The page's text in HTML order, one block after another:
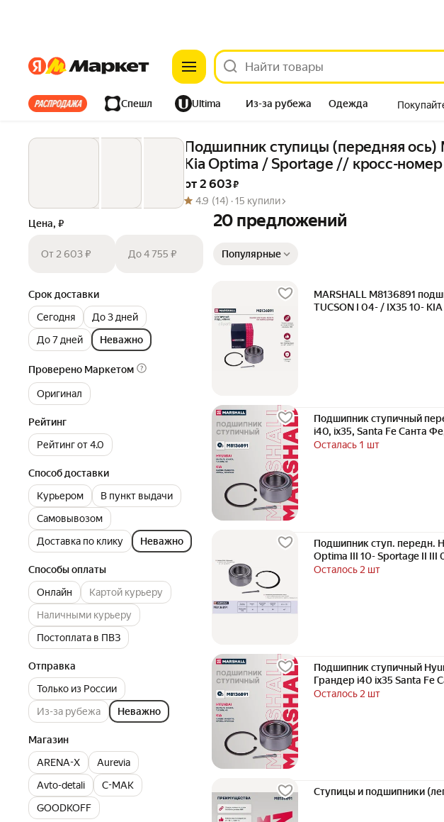
ЯндексЯндекс
Все хиты Спешл Ultima Из-за рубежа Одежда
Дом Ремонт Детям Красота
Подшипник ступицы (передняя ось)
Kia Optima / Sportage // кросс-номер
от 2 603 ₽
4.9 (14) ·15 купили
Цена, ₽
От 2 603 ₽ До 4 755 ₽
Срок доставки
Сегодня
До 3 дней
До 7 дней
Неважно
Проверено Маркетом
Оригинал
Рейтинг
Рейтинг от 4.0
Способ доставки
Курьером
В пункт выдачи
Самовывозом
Доставка по клику
Неважно
Способы оплаты
Онлайн
Картой курьеру
Наличными курьеру
Постоплата в ПВЗ
Отправка
Только из России
Из-за рубежа
Неважно
Магазин
ARENA-X
Aurevia
Avto-detali
C-MAK
GOODKOFF
20 предложений
Популярные
MARSHALL M8136891
TUCSON I 04- / IX35 10-
Подшипник ступичный
i40, ix35, Santa Fe Санта
Киа CARENS, MAGENTIS,
Осталась 1 шт
Подшипник ступ. передн.
Optima III 10- Sportage II III
Осталось 2 шт
Подшипник ступичный
Грандер i40 ix35 Santa Fe
Tucson Туксон XG, Kia Киа
Осталось 2 шт
Ступицы и подшипники